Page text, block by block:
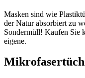
Masken sind wie
der Natur absorbiert zu
Sondermüll! Kaufen Sie
eigene.